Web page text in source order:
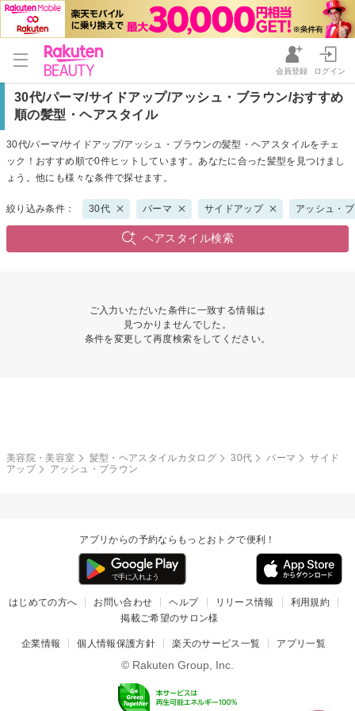
会員登録 ログイン
30代/パーマ/サイドアップ/アッシュ・ブラウン/おすすめ
順の髪型・ヘアスタイル
30代/パーマ/サイドアップ/アッシュ・ブラウンの髪型・ヘアスタイルをチェ
ック！おすすめ順で0件ヒットしています。あなたに合った髪型を見つけまし
ょう。他にも様々な条件で探せます。
絞り込み条件： 30代 パーマ サイドアップ アッシュ・
ヘアスタイル検索
ご入力いただいた条件に一致する情報は
見つかりませんでした。
条件を変更して再度検索をしてください。
美容院・美容室 髪型・ヘアスタイルカタログ 30代 パーマ
サイド
アップ
アッシュ・ブラウン
アプリからの予約ならもっとおトクで便利！
はじめての方へ お問い合わせ ヘルプ リリース情報
利用規約
掲載ご希望のサロン様
企業情報 個人情報保護方針 楽天のサービス一覧 アプリ一覧
© Rakuten Group, Inc.